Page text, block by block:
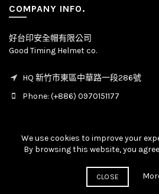
COMPANY INFO.
好台印安全帽有限公司
Good Timing Helmet co.
HQ 新竹市東區中華路一段286號
Phone: (+886) 0970151177
We use cookies to improve your
By browsing this website, you
CLOSE